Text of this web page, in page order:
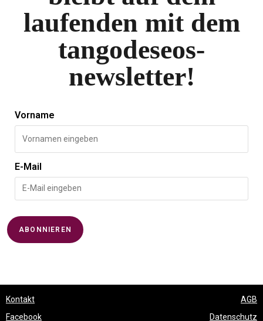
laufenden mit dem
tangodeseos-
newsletter!
Vorname
E-Mail
Kontakt
Facebook
AGB
Datenschutz